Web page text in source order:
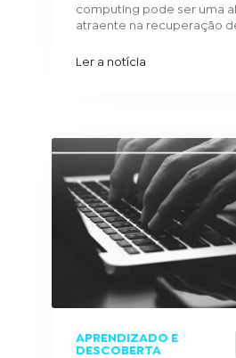
computing pode ser uma
atraente na recuperação
Ler a notícia
APRENDIZADO E
DESCOBERTA